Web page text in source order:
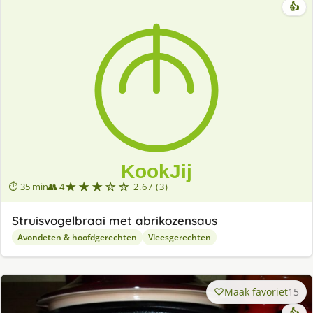
⏱ 35 min👥 4★★★☆☆ 2.67 (3)
👍
Struisvogelbraai met abrikozensaus
Avondeten & hoofdgerechten Vleesgerechten
Maak favoriet15